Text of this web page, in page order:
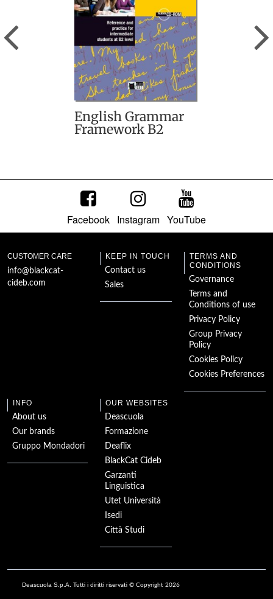
English Grammar
Framework B2
Previous
Facebook Instagram YouTube